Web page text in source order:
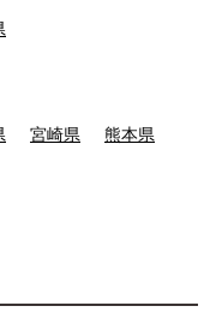
宮崎県 熊本県